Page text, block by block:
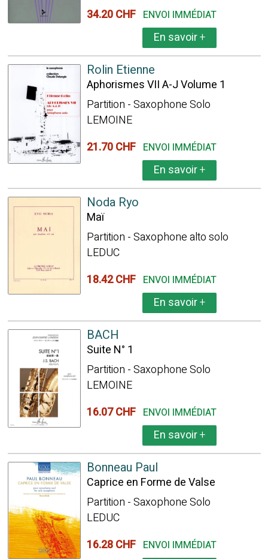
34.20 CHF ENVOI IMMÉDIAT
En savoir+
Rolin Etienne
Aphorismes VII A-J Volume 1
Partition - Saxophone Solo
LEMOINE
21.70 CHF ENVOI IMMÉDIAT
En savoir+
Noda Ryo
Maï
Partition - Saxophone alto solo
LEDUC
18.42 CHF ENVOI IMMÉDIAT
En savoir+
BACH
Suite N° 1
Partition - Saxophone Solo
LEMOINE
16.07 CHF ENVOI IMMÉDIAT
En savoir+
Bonneau Paul
Caprice en Forme de Valse
Partition - Saxophone Solo
LEDUC
16.28 CHF ENVOI IMMÉDIAT